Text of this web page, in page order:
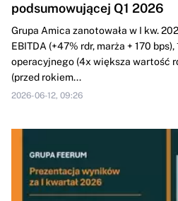
podsumowującej Q1 2026
Grupa Amica zanotowała w I kw.
EBITDA (+47% rdr, marża + 170 bps),
operacyjnego (4x większa wartość
(przed rokiem...
2026-06-12, 09:26